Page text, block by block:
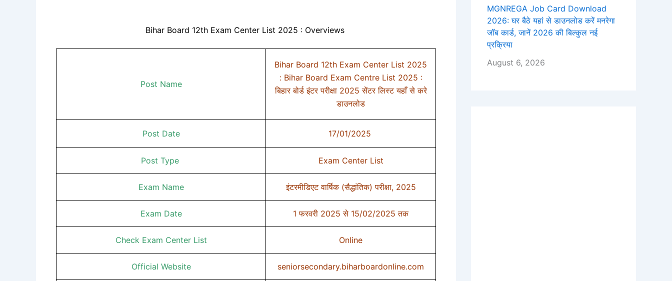
Bihar Board 12th Exam Center List 2025 : Overviews
Post Name
Bihar Board 12th Exam Center List 2025
: Bihar Board Exam Centre List 2025 :
बिहार बोर्ड इंटर परीक्षा 2025 सेंटर लिस्ट यहाँ से करे
डाउनलोड
Post Date 17/01/2025
Post Type Exam Center List
Exam Name इंटरमीडिएट वार्षिक (सैद्धांतिक) परीक्षा, 2025
Exam Date 1 फरवरी 2025 से 15/02/2025 तक
Check Exam Center List Online
Official Website seniorsecondary.biharboardonline.com
MGNREGA Job Card Download
2026: घर बैठे यहां से डाउनलोड करें मनरेगा
जॉब कार्ड, जानें 2026 की बिल्कुल नई
प्रक्रिया
August 6, 2026